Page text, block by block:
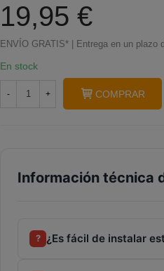
19,95 €
ENVÍO GRATIS* | Entrega en un plazo
En stock
- + COMPRAR
Información técnica
? ¿Es fácil de instalar